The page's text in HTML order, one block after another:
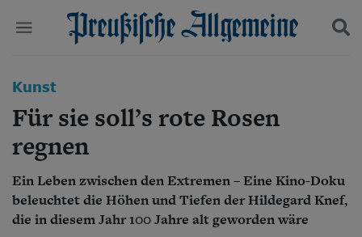
Wirtschaft
Leben
Geschichte
Ostpreußen
Pommern
Suchen und finden
Kunst
Für sie soll’s rote Rosen
regnen
Ein Leben zwischen den Extremen – Eine Kino-Doku
beleuchtet die Höhen und Tiefen der Hildegard Knef,
die in diesem Jahr 100 Jahre alt geworden wäre